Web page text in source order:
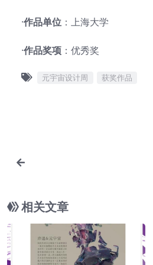
·作品单位 ：上海大学
·作品奖项 ：优秀奖
元宇宙设计周 获奖作品
相关文章